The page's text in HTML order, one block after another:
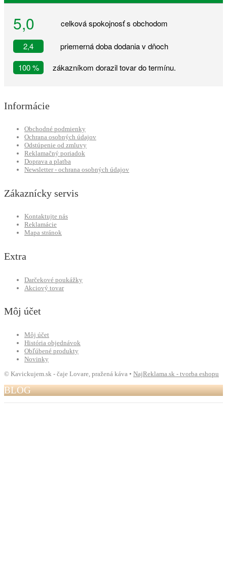
5,0 celková spokojnosť s obchodom
2,4
priemerná doba dodania v dňoch
100 %
zákazníkom dorazil tovar do termínu.
Informácie
Obchodné podmienky
Ochrana osobných údajov
Odstúpenie od zmluvy
Reklamačný poriadok
Doprava a platba
Newsletter - ochrana osobných údajov
Zákaznícky servis
Kontaktujte nás
Reklamácie
Mapa stránok
Extra
Darčekové poukážky
Akciový tovar
Môj účet
Môj účet
História objednávok
Obľúbené produkty
Novinky
© Kavickujem.sk - čaje Lovare, pražená káva • NajReklama.sk - tvorba eshopu
BLOG